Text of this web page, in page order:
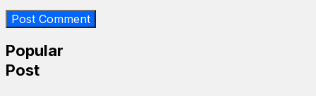
Popular
Post